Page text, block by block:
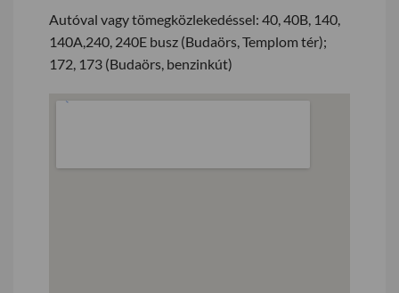
Autóval vagy tömegközlekedéssel: 40, 40B, 140,
140A,240, 240E busz (Budaörs, Templom tér);
172, 173 (Budaörs, benzinkút)